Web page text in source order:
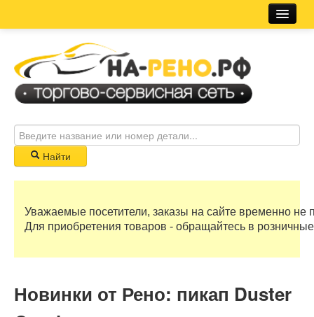
Магазин
Новости
Автосервис
Корзина
0 руб
Регистрация
Найти
Уважаемые посетители, заказы на сайте временно не
Для приобретения товаров - обращайтесь в
Новинки от Рено: пикап Duster